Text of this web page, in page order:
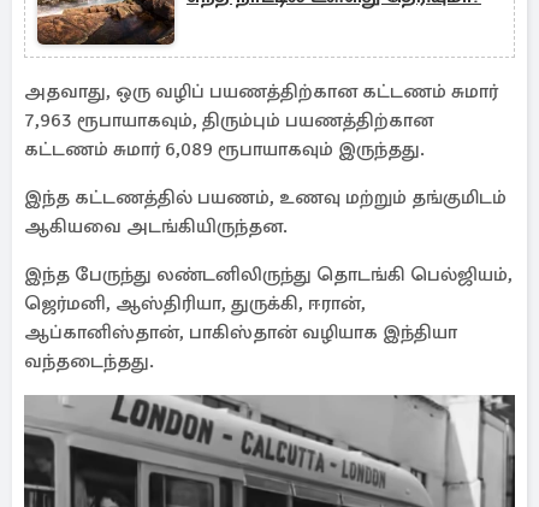
அதவாது, ஒரு வழிப் பயணத்திற்கான கட்டணம் சுமார்
7,963 ரூபாயாகவும், திரும்பும் பயணத்திற்கான
கட்டணம் சுமார் 6,089 ரூபாயாகவும் இருந்தது.
இந்த கட்டணத்தில் பயணம், உணவு மற்றும் தங்குமிடம்
ஆகியவை அடங்கியிருந்தன.
இந்த பேருந்து லண்டனிலிருந்து தொடங்கி பெல்ஜியம்,
ஜெர்மனி, ஆஸ்திரியா, துருக்கி, ஈரான்,
ஆப்கானிஸ்தான், பாகிஸ்தான் வழியாக இந்தியா
வந்தடைந்தது.